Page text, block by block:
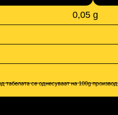
0,05 g
табелата се однесуваат на 100g производ